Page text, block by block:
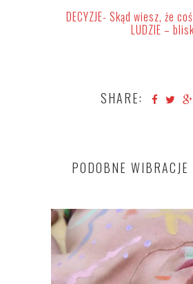
DECYZJE- Skąd wiesz, że
LUDZIE –
SHARE:
PODOBNE WIBRACJE